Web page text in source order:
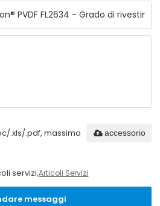
.xls/.pdf, massimo
accessorio
servizi,Articoli Servizi
messaggi